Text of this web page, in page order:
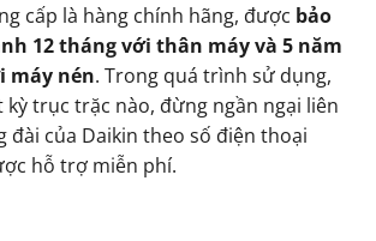
cấp là hàng chính hãng, được bảo
12 tháng với thân máy và 5 năm
máy nén. Trong quá trình sử dụng,
kỳ trục trặc nào, đừng ngần ngại liên
đài của Daikin theo số điện thoại
hỗ trợ miễn phí.